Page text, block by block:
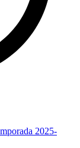
2025-